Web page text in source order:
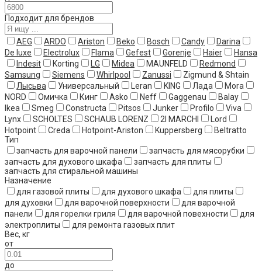
Подходит для брендов
AEG ARDO Ariston Beko Bosch Candy
Darina
De luxe
Electrolux Flama Gefest Gorenje Haier
Hansa
Indesit
Korting LG Midea MAUNFELD
Redmond
Samsung
Siemens Whirlpool Zanussi
Zigmund & Shtain
Лысьва
Универсальный Leran KING Лада
Mora
NORD
Омичка Кинг Asko Neff Gaggenau
Balay
Ikea
Smeg Constructa Pitsos Junker Profilo
Viva
Lynx
SCHOLTES SCHAUB LORENZ 2I MARCHI
Lord
Hotpoint
Creda Hotpoint-Ariston Kuppersberg
Beltratto
Тип
запчасть для варочной панели
запчасть для мясорубки
запчасть для духового шкафа
запчасть для плиты
запчасть для стиральной машины
Назначение
для газовой плиты
для духового шкафа
для плиты
для духовки
для варочной поверхности
для варочной
панели
для горелки гриля для варочной повехности
для
электроплиты
для ремонта газовых плит
Вес, кг
от
до